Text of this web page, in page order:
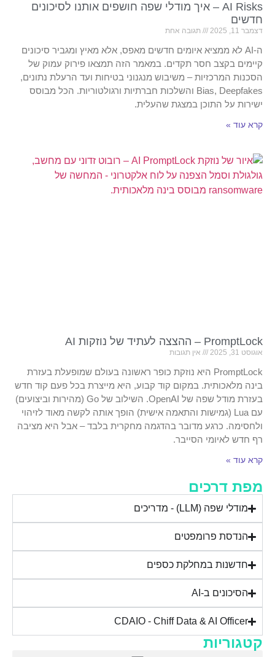
AI Risks – איך מודלי שפה חושפים אותנו לסיכונים
חדשים
דצמבר 11, 2025 תגובה אחת
ה-AI לא ממציא איומים חדשים מאפס, אלא מאיץ ומגביר סיכונים
קיימים בקצב חסר תקדים. במאמר הזה תמצאו פירוק עמוק של
הסכנות המרכזיות – משיבוש מנגנוני בטיחות ועד הרעלת נתונים,
Bias, Deepfakes והשלכות חברתיות ורגולטוריות. הכל מבוסס
ישירות על התוכן במצגת שהעלית.
קרא עוד »
PromptLock – ההצצה לעתיד של נוזקות AI
אוגוסט 31, 2025 אין תגובות
PromptLock היא נוזקת כופר ראשונה בעולם שמופעלת בעזרת
בינה מלאכותית. במקום קוד קבוע, היא מייצרת בכל פעם קוד חדש
בעזרת מודל שפה של OpenAI. השילוב של Go (מהירות וביצועים)
עם Lua (גמישות והתאמה אישית) הופך אותה לקשה מאוד לזיהוי
ולחסימה. כרגע מדובר בהדגמה מחקרית בלבד – אבל היא מציבה
רף חדש לאיומי הסייבר.
קרא עוד »
מפת דרכים
מודלי שפה (LLM) - מדריכים
הנדסת פרומפטים
חדשנות במחלקת כספים
הסיכונים ב-AI
CDAIO - Chiff Data & AI Officer
קטגוריות